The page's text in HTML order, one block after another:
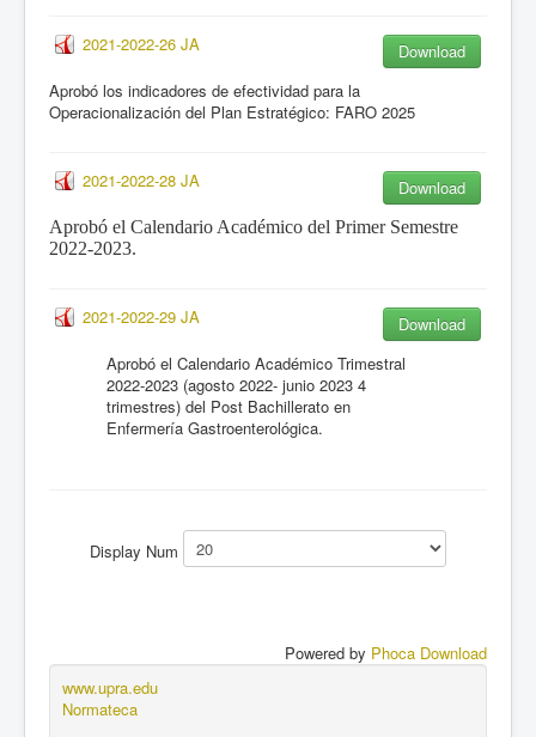
2021-2022-26 JA
Download
Aprobó los indicadores de efectividad para la
Operacionalización del Plan Estratégico: FARO 2025
2021-2022-28 JA Download
Aprobó el Calendario Académico del Primer Semestre
2022-2023.
2021-2022-29 JA
Download
Aprobó el Calendario Académico Trimestral
2022-2023 (agosto 2022- junio 2023 4
trimestres) del Post Bachillerato en
Enfermería Gastroenterológica.
Display Num
Powered by Phoca Download
www.upra.edu
Normateca